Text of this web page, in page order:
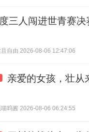
三人闯进世青赛
自由 2026-08-06 12:47:06
亲爱的女孩，壮从
呜酱 2026-08-06 06:24:55